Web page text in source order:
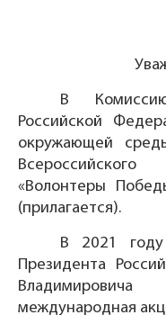
В
Российской
окружающей
«Волонтеры
(прилагается).
В 2021 году
Президента
международная